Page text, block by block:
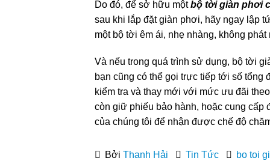
Do đó, để sở hữu mộtbộ tời giàn phơi
sau khi lắp đặt giàn phơi, hãy ngay lập
một bộ tời êm ái, nhẹ nhàng, không
Và nếu trong quá trình sử dụng, bộ tời
bạn cũng có thể gọi trực tiếp tới số tổng
kiểm tra và thay mới với mức ưu đãi
còn giữ phiếu bảo hành, hoặc cung cấp
của chúng tôi để nhận được chế độ
Bởi Thanh Hải Tin Tức bo toi